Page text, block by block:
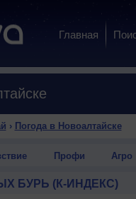
Главная
› Погода в Новоалтайске
Профи Агро
БУРЬ (К-ИНДЕКС)